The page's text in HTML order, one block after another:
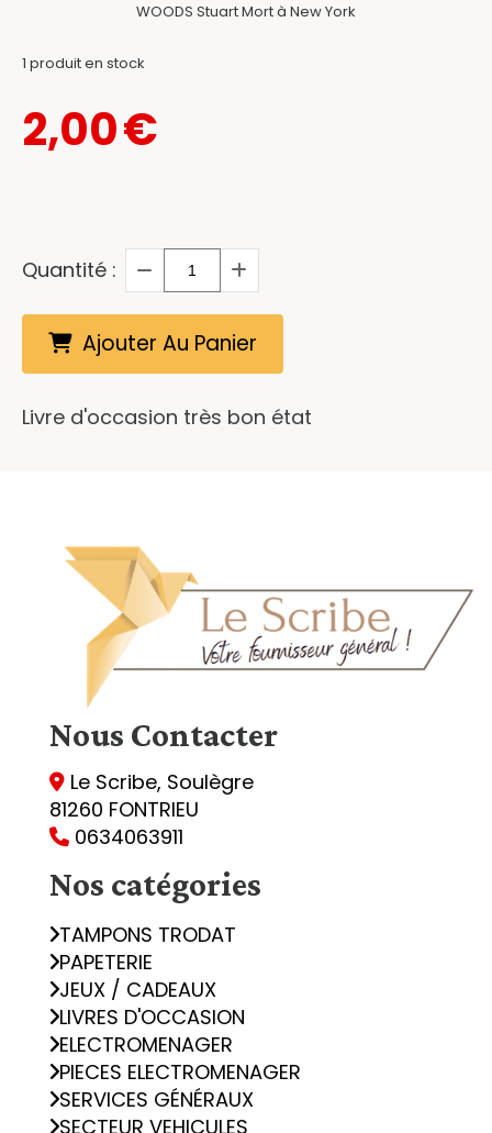
WOODS Stuart Mort à New York
2,00€
1 produit en stock
Quantité :
Ajouter Au Panier
Livre d'occasion très bon état
Nous Contacter
 Le Scribe, Soulègre
81260 FONTRIEU
 0634063911
Nos catégories
TAMPONS TRODAT
PAPETERIE
JEUX / CADEAUX
LIVRES D'OCCASION
ELECTROMENAGER
PIECES ELECTROMENAGER
SERVICES GÉNÉRAUX
SECTEUR VEHICULES